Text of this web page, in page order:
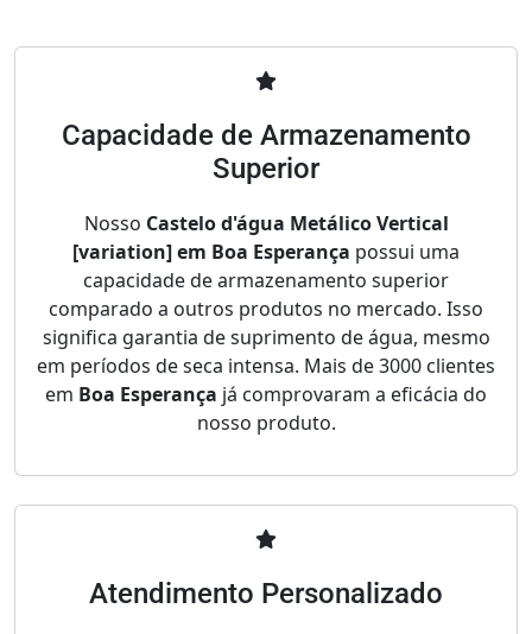
Capacidade de Armazenamento
Superior
Nosso Castelo d'água Metálico Vertical
[variation] em Boa Esperança possui uma
capacidade de armazenamento superior
comparado a outros produtos no mercado. Isso
significa garantia de suprimento de água, mesmo
em períodos de seca intensa. Mais de 3000 clientes
em Boa Esperança já comprovaram a eficácia do
nosso produto.
Atendimento Personalizado